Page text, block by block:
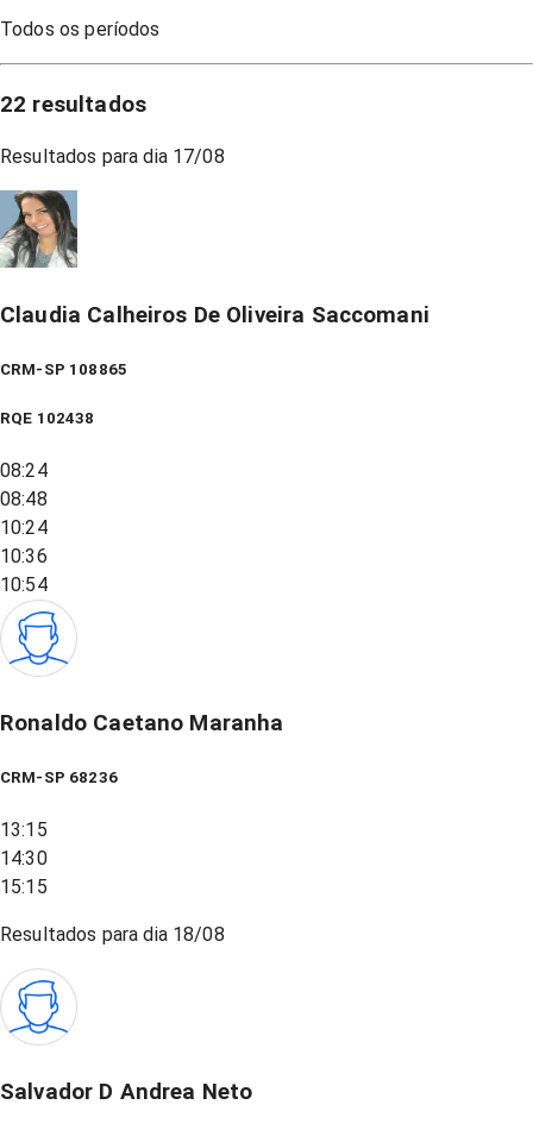
Todos os períodos
22 resultados
Resultados para dia 17/08
Claudia Calheiros De Oliveira Saccomani
CRM-SP 108865
RQE 102438
08:24
08:48
10:24
10:36
10:54
Ronaldo Caetano Maranha
CRM-SP 68236
13:15
14:30
15:15
Resultados para dia 18/08
Salvador D Andrea Neto